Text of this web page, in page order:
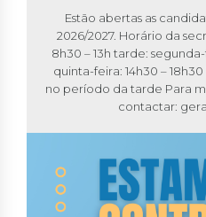
Estão abertas as
2026/2027. Horário da
8h30 – 13h tarde:
quinta-feira: 14h30 –
no período da tarde Para
contactar: